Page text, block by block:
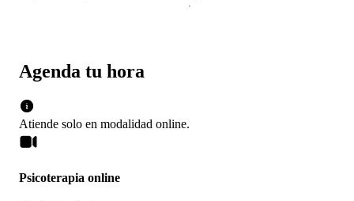
Agenda tu hora
Atiende solo en modalidad online.
Psicoterapia online